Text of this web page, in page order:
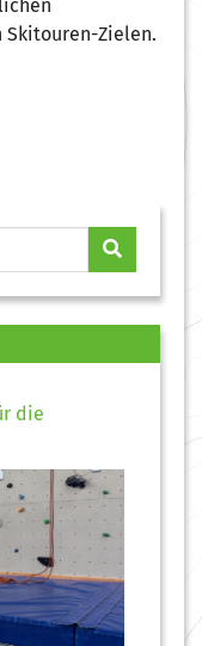
Skitouren-Zielen.
die